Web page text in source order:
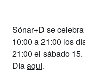
Sónar+D se
10:00 a 21:00 los
21:00 el sábado 15
Díaaquí.